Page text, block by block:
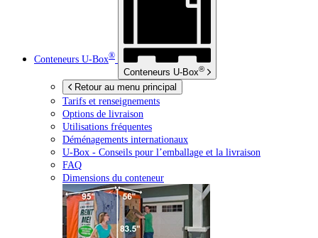
Conteneurs U-Box®
Conteneurs U-Box®
Retour au menu principal
Tarifs et renseignements
Options de livraison
Utilisations fréquentes
Déménagements internationaux
U-Box - Conseils pour l’emballage et la livraison
FAQ
Dimensions du conteneur